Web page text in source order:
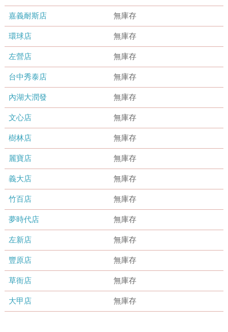
嘉義耐斯店 無庫存
環球店 無庫存
左營店 無庫存
台中秀泰店 無庫存
內湖大潤發 無庫存
文心店 無庫存
樹林店 無庫存
麗寶店 無庫存
義大店 無庫存
竹百店 無庫存
夢時代店 無庫存
左新店 無庫存
豐原店 無庫存
草衙店 無庫存
大甲店 無庫存